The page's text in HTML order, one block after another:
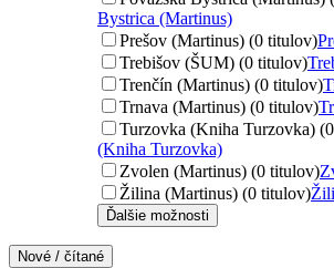
Bystrica (Martinus)
Prešov (Martinus) (0 titulov)
Trebišov (ŠUM) (0 titulov)
Trenčín (Martinus) (0 titulov)
Trnava (Martinus) (0 titulov)
Turzovka (Kniha Turzovka)
(Kniha Turzovka)
Zvolen (Martinus) (0 titulov)
Žilina (Martinus) (0 titulov)
Ďalšie možnosti
Nové / čítané